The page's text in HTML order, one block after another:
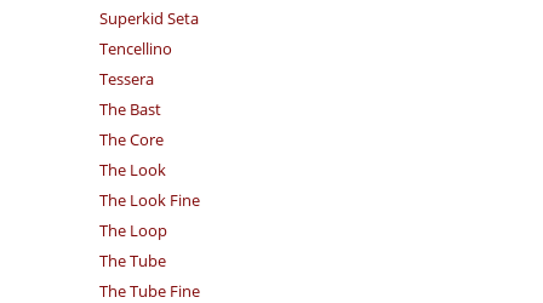
Superkid Seta
Tencellino
Tessera
The Bast
The Core
The Look
The Look Fine
The Loop
The Tube
The Tube Fine